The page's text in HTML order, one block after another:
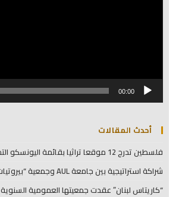
00:00
أحدث المقالات
فلسطين تدرج 12 موقعا تراثيا بقائمة اليونسكو التمهيدية
شراكة استراتيجية بين جامعة AUL وجمعية “بيروتيات”
“كاريتاس لبنان” عقدت جمعيتها العمومية السنوية